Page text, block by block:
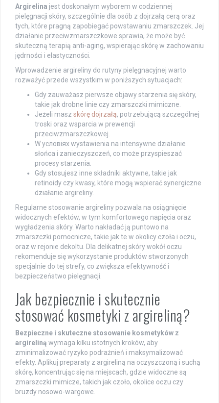
Argirelina jest doskonałym wyborem w codziennej
pielęgnacji skóry, szczególnie dla osób z dojrzałą cerą oraz
tych, które pragną zapobiegać powstawaniu zmarszczek. Jej
działanie przeciwzmarszczkowe sprawia, że może być
skuteczną terapią anti-aging, wspierając skórę w zachowaniu
jędrności i elastyczności.
Wprowadzenie argireliny do rutyny pielęgnacyjnej warto
rozważyć przede wszystkim w poniższych sytuacjach:
Gdy zauważasz pierwsze objawy starzenia się skóry,
takie jak drobne linie czy zmarszczki mimiczne.
Jeżeli masz skórę dojrzałą, potrzebującą szczególnej
troski oraz wsparcia w prewencji
przeciwzmarszczkowej.
W условіях wystawienia na intensywne działanie
słońca i zanieczyszczeń, co może przyspieszać
procesy starzenia.
Gdy stosujesz inne składniki aktywne, takie jak
retinoidy czy kwasy, które mogą wspierać synergiczne
działanie argireliny.
Regularne stosowanie argireliny pozwala na osiągnięcie
widocznych efektów, w tym komfortowego napięcia oraz
wygładzenia skóry. Warto nakładać ją puntowo na
zmarszczki pomocnicze, takie jak te w okolicy czoła i oczu,
oraz w rejonie dekoltu. Dla delikatnej skóry wokół oczu
rekomenduje się wykorzystanie produktów stworzonych
specjalnie do tej strefy, co zwiększa efektywność i
bezpieczeństwo pielęgnacji.
Jak bezpiecznie i skutecznie
stosować kosmetyki z argireliną?
Bezpieczne i skuteczne stosowanie kosmetyków z
argireliną wymaga kilku istotnych kroków, aby
zminimalizować ryzyko podrażnień i maksymalizować
efekty. Aplikuj preparaty z argireliną na oczyszczoną i suchą
skórę, koncentrując się na miejscach, gdzie widoczne są
zmarszczki mimicze, takich jak czoło, okolice oczu czy
bruzdy nosowo-wargowe.